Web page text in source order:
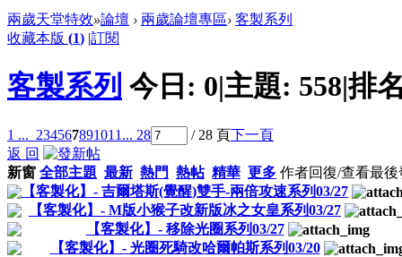
兩歲天堂特效»論壇 › 兩歲論壇專區› 客製系列
收藏本版 (1) |訂閱
客製系列 今日: 0|主題: 558|排
1 ... 234567891011 ... 28 / 28 頁下一頁
返 回
新窗 全部主題 最新 熱門 熱帖 精華 更多 作者回復/查看最後
【客製化】- 吉爾塔斯(覺醒)雙手-兩倍攻速系列03/27
【客製化】- M版小猴子改新版冰之女皇系列03/27
【客製化】- 移除光圈系列03/27
【客製化】- 光圈死騎改哈爾帕斯系列03/20